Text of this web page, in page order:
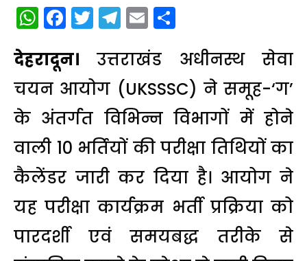
WhatsApp
Facebook
Twitter
Telegram
Email
देहरादून। उत्तराखंड अधीनस्थ सेवा
चयन आयोग (UKSSSC) ने समूह-‘ग’
के अंतर्गत विभिन्न विभागों में होने
वाली 10 भर्तियों की परीक्षा तिथियों का
कैलेंडर जारी कर दिया है। आयोग ने
यह परीक्षा कार्यक्रम भर्ती प्रक्रिया को
पारदर्शी एवं समयबद्ध तरीके से